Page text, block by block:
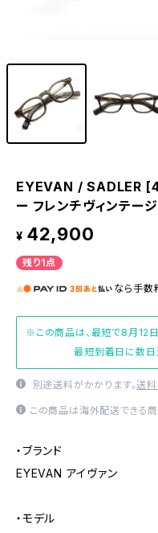
EYEVAN / SADLER
ー フレンチヴィンテー
¥ 42,900
残り1点
なら 手数
※この商品は、最短で8月12日
最短到着日に数日
別途送料がかかります。送料
この商品は海外配送できる商
・ブランド
EYEVAN アイヴァン
・モデル